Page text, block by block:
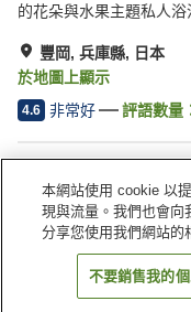
的花朵與水果主題私人浴
豐岡, 兵庫縣, 日本
於地圖上顯示
4.6 非常好 評語數量
停車場
餐廳
日本 兵庫縣
本網站使用 cookie 以
現與流量。我們也會向
分享您使用我們網站的
不要銷售我的